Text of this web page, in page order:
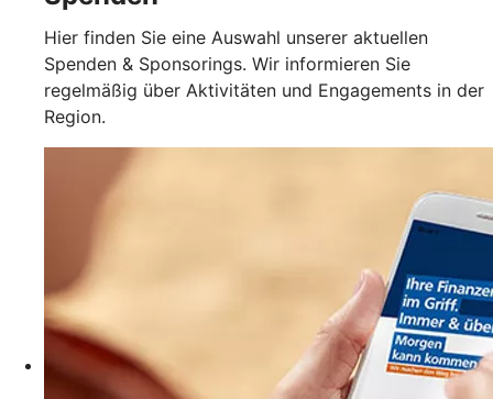
Hier finden Sie eine Auswahl unserer aktuellen
Spenden & Sponsorings. Wir informieren Sie
regelmäßig über Aktivitäten und Engagements in der
Region.